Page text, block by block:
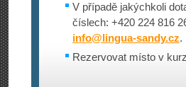
V případě jakýchkoli
číslech: +420 224 816
info@lingua-sandy.cz.
Rezervovat místo v